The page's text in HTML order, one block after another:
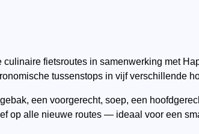
fietsroutes in samenwerking met
tussenstops in vijf verschillende
een voorgerecht, soep, een
op alle nieuwe routes — ideaal voor een